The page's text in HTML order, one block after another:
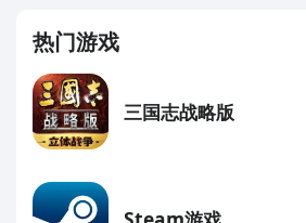
热门游戏
三国志战略版